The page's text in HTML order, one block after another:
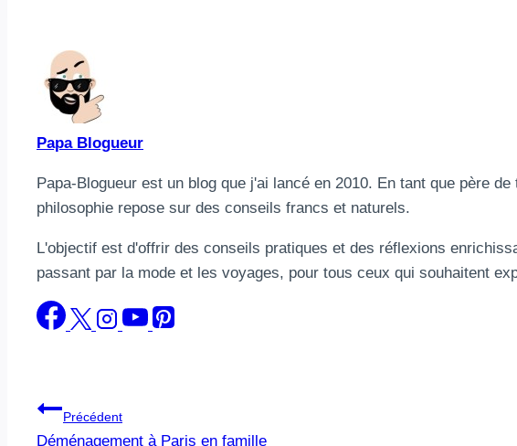
Papa Blogueur
Papa-Blogueur est un blog que j'ai lancé en 2010. En tant que père
philosophie repose sur des conseils francs et naturels.
L'objectif est d'offrir des conseils pratiques et des réflexions
passant par la mode et les voyages, pour tous ceux qui souhaitent
Navigation
Précédent
Déménagement à Paris en famille